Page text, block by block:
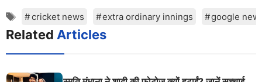
Tags
cricket news extra ordinary innings google
Related Articles